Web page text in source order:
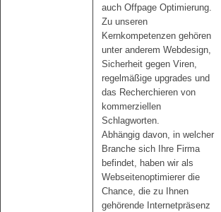
auch Offpage Optimierung.
Zu unseren
Kernkompetenzen gehören
unter anderem Webdesign,
Sicherheit gegen Viren,
regelmäßige upgrades und
das Recherchieren von
kommerziellen
Schlagworten.
Abhängig davon, in welcher
Branche sich Ihre Firma
befindet, haben wir als
Webseitenoptimierer die
Chance, die zu Ihnen
gehörende Internetpräsenz